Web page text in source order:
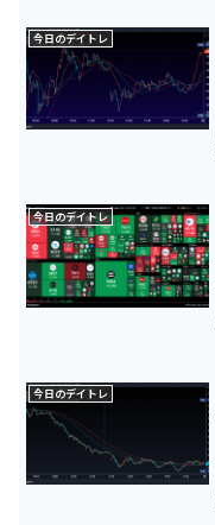
今日のデイトレ
今日のデイトレ
今日のデイトレ